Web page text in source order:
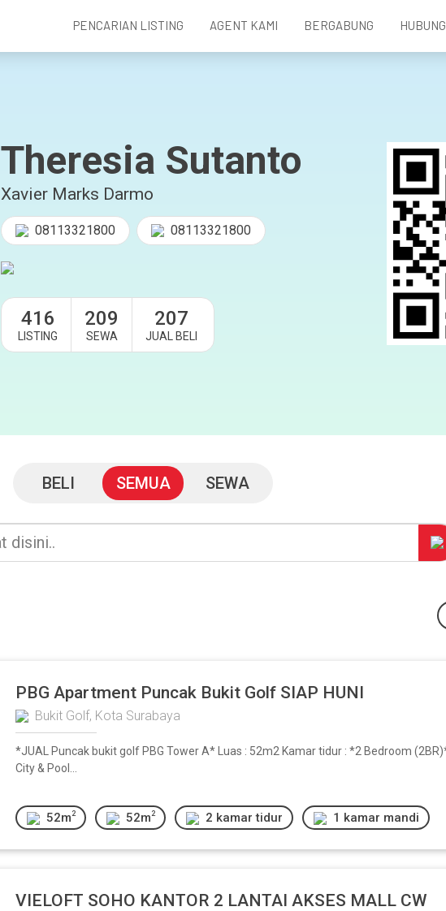
PENCARIAN LISTING AGENT KAMI BERGABUNG
Theresia Sutanto
Xavier Marks Darmo
08113321800 08113321800
416
LISTING
209
SEWA
207
JUAL BELI
BELI SEMUA SEWA
PBG Apartment Puncak Bukit Golf SIAP HUNI
Bukit Golf, Kota Surabaya
*JUAL Puncak bukit golf PBG Tower A* Luas : 52m2 Kamar tidur : *2 Bedroom
City & Pool...
52m 2 52m 2 2 kamar tidur 1 kamar mandi
VIELOFT SOHO KANTOR 2 LANTAI AKSES MALL CW